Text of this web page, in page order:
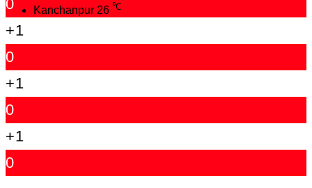
Kanchanpur 26 ℃
0
+1
0
+1
0
+1
0